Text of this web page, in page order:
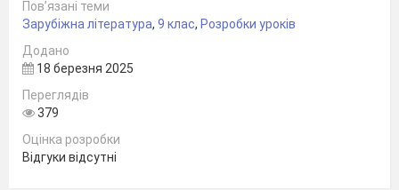
Б.діамант;
В.гроші;
Г.розписку.
5. Микола Гоголь «Ревізор» Які вади
А.хабарництво, жорстокість, недалекість
Пов’язані теми
Зарубіжна література, 9 клас, Розробки уроків
Додано
18 березня 2025
Переглядів
379
Оцінка розробки
Відгуки відсутні